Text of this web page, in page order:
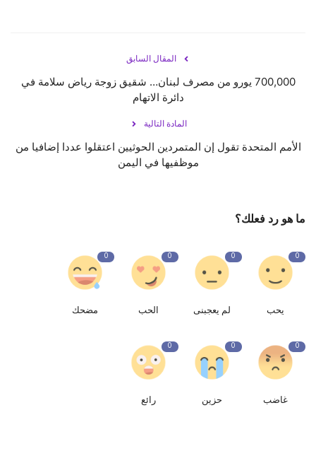
المقال السابق
700,000 يورو من مصرف لبنان… شقيق زوجة رياض سلامة في
دائرة الاتهام
المادة التالية
الأمم المتحدة تقول إن المتمردين الحوثيين اعتقلوا عددا إضافيا من
موظفيها في اليمن
ما هو رد فعلك؟
0
يحب
0
لم يعجبنى
0
الحب
0
مضحك
0
غاضب
0
حزين
0
رائع